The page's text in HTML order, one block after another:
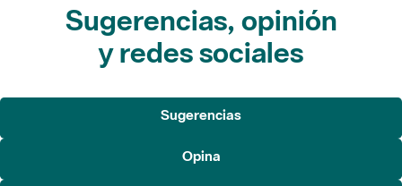
Sugerencias, opinión
y redes sociales
Sugerencias
Opina